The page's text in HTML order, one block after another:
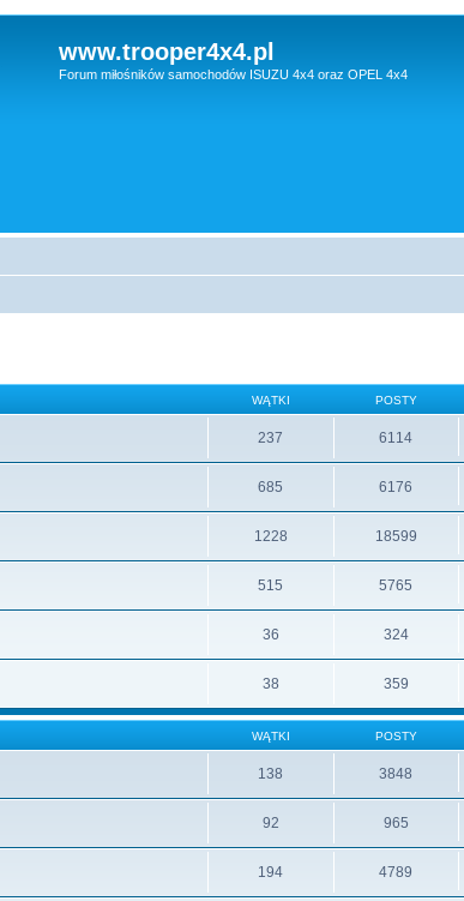
www.trooper4x4.pl
Forum miłośników samochodów ISUZU 4x4 oraz OPEL 4x4
WĄTKI POSTY
237 6114
685 6176
1228 18599
515 5765
36 324
38 359
WĄTKI POSTY
138 3848
92 965
194 4789